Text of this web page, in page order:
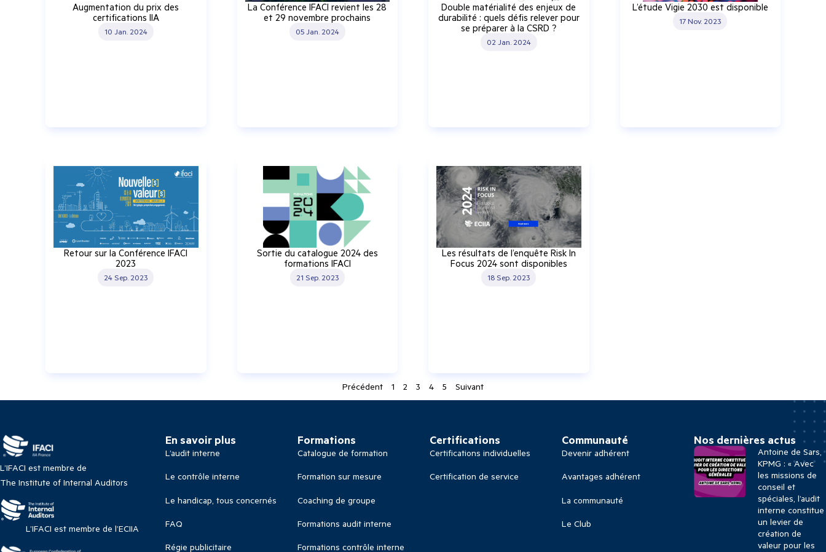
Augmentation du prix des
certifications IIA
10 Jan. 2024
La Conférence IFACI revient les 28
et 29 novembre prochains
05 Jan. 2024
Double matérialité des enjeux de
durabilité : quels défis relever pour
se préparer à la CSRD ?
02 Jan. 2024
L’étude Vigie 2030 est disponible
17 Nov. 2023
Retour sur la Conférence IFACI
2023
24 Sep. 2023
Sortie du catalogue 2024 des
formations IFACI
21 Sep. 2023
Les résultats de l’enquête‎ Risk In
Focus 2024 sont disponibles
18 Sep. 2023
Précédent 1 2 3 4 5 Suivant
L’IFACI est membre de
The Institute of Internal Auditors
L’IFACI est membre de l’ECIIA
En savoir plus
L’audit interne
Le contrôle interne
Le handicap, tous concernés
FAQ
Régie publicitaire
Formations
Catalogue de formation
Formation sur mesure
Coaching de groupe
Formations audit interne
Formations contrôle interne
Certifications
Certifications individuelles
Certification de service
Communauté
Devenir adhérent
Avantages adhérent
La communauté
Le Club
Nos dernières actus
Antoine de Sars,
KPMG : « Avec
les missions de
conseil et
spéciales, l’audit
interne constitue
un levier de
création de
valeur pour les